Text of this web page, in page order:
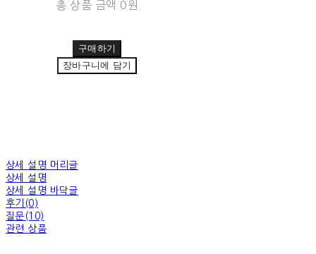
총 상품 금액 0원
구매하기
장바구니에 담기
상세 설명 머리글
상세 설명
상세 설명 바닥글
후기(0)
질문(10)
관련 상품